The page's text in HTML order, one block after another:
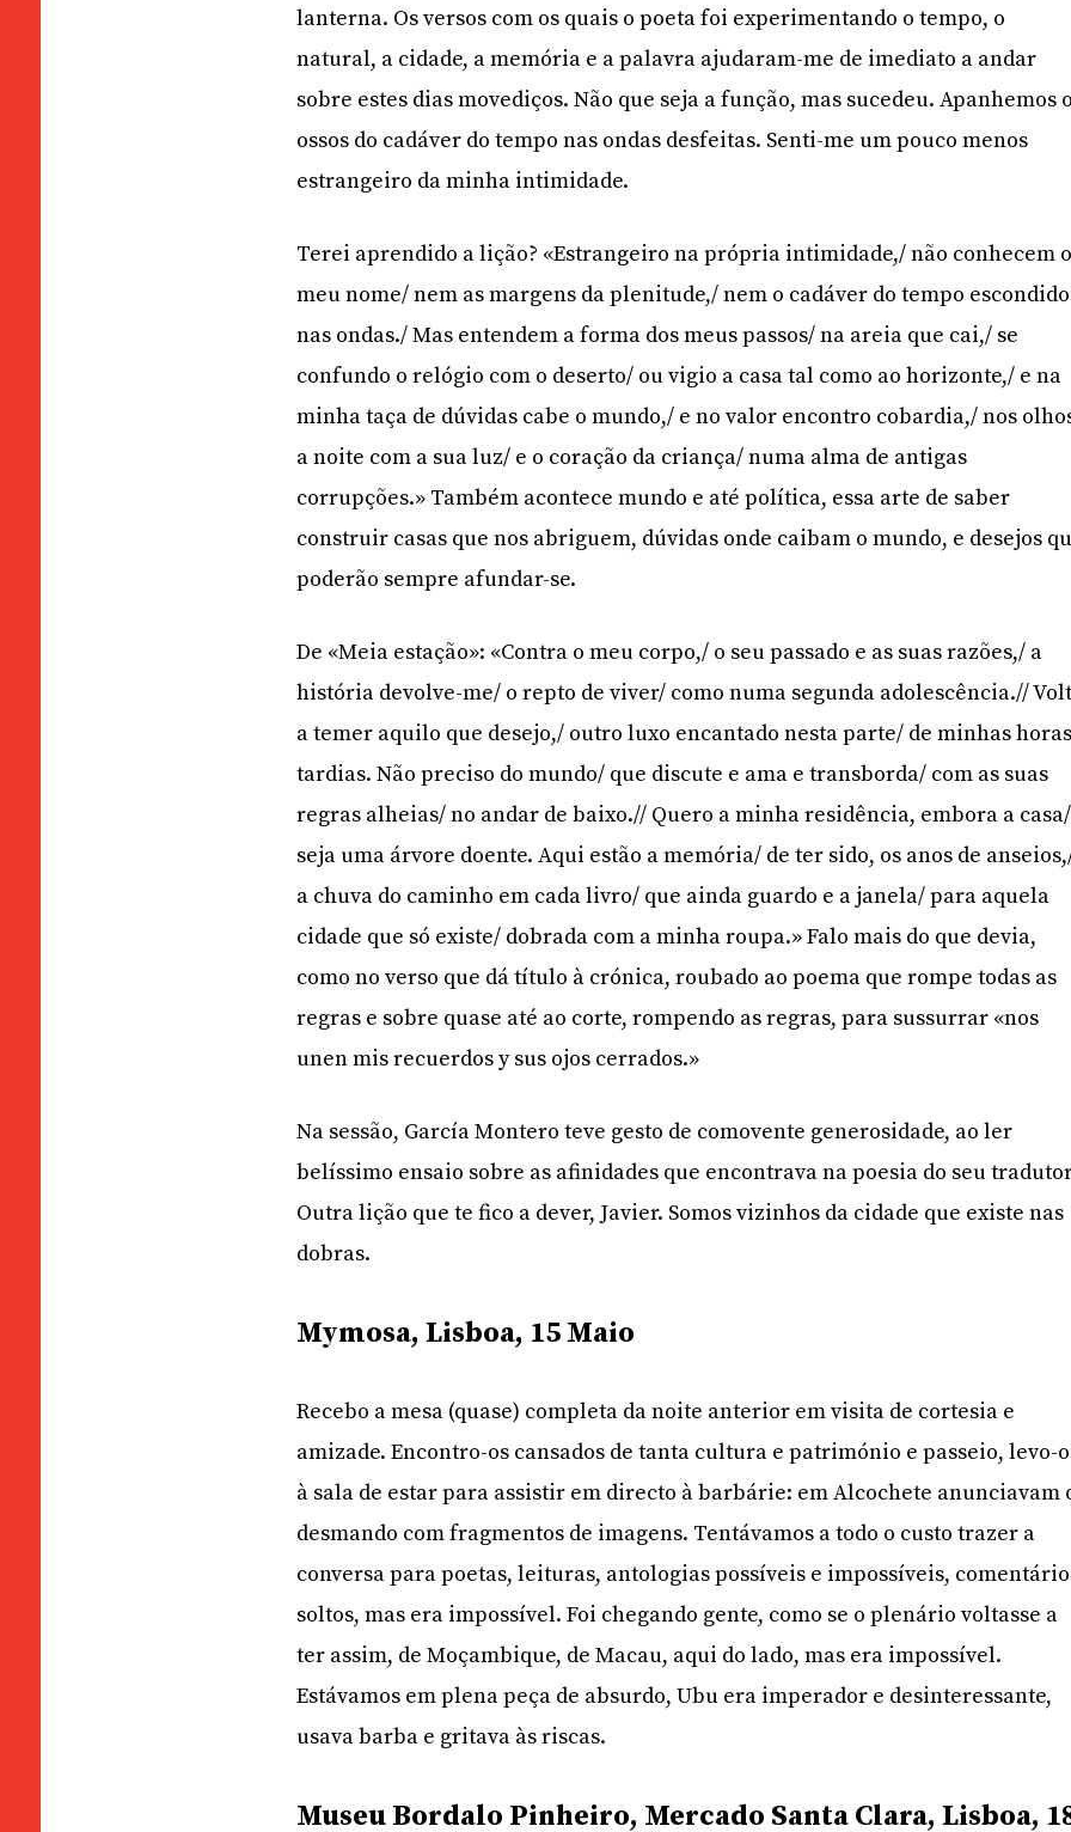
lanterna. Os versos com os quais o poeta foi experimentando o tempo, o
natural, a cidade, a memória e a palavra ajudaram-me de imediato a andar
sobre estes dias movediços. Não que seja a função, mas sucedeu. Apanhemos
ossos do cadáver do tempo nas ondas desfeitas. Senti-me um pouco menos
estrangeiro da minha intimidade.
Terei aprendido a lição? «Estrangeiro na própria intimidade,/ não conhecem
meu nome/ nem as margens da plenitude,/ nem o cadáver do tempo escondido
nas ondas./ Mas entendem a forma dos meus passos/ na areia que cai,/ se
confundo o relógio com o deserto/ ou vigio a casa tal como ao horizonte,/ e na
minha taça de dúvidas cabe o mundo,/ e no valor encontro cobardia,/ nos
a noite com a sua luz/ e o coração da criança/ numa alma de antigas
corrupções.» Também acontece mundo e até política, essa arte de saber
construir casas que nos abriguem, dúvidas onde caibam o mundo, e desejos
poderão sempre afundar-se.
De «Meia estação»: «Contra o meu corpo,/ o seu passado e as suas razões,/ a
história devolve-me/ o repto de viver/ como numa segunda adolescência.//
a temer aquilo que desejo,/ outro luxo encantado nesta parte/ de minhas
tardias. Não preciso do mundo/ que discute e ama e transborda/ com as suas
regras alheias/ no andar de baixo.// Quero a minha residência, embora a casa/
seja uma árvore doente. Aqui estão a memória/ de ter sido, os anos de
a chuva do caminho em cada livro/ que ainda guardo e a janela/ para aquela
cidade que só existe/ dobrada com a minha roupa.» Falo mais do que devia,
como no verso que dá título à crónica, roubado ao poema que rompe todas as
regras e sobre quase até ao corte, rompendo as regras, para sussurrar «nos
unen mis recuerdos y sus ojos cerrados.»
Na sessão, García Montero teve gesto de comovente generosidade, ao ler
belíssimo ensaio sobre as afinidades que encontrava na poesia do seu
Outra lição que te fico a dever, Javier. Somos vizinhos da cidade que existe nas
dobras.
Mymosa, Lisboa, 15 Maio
Recebo a mesa (quase) completa da noite anterior em visita de cortesia e
amizade. Encontro-os cansados de tanta cultura e património e passeio, levo-
à sala de estar para assistir em directo à barbárie: em Alcochete anunciavam
desmando com fragmentos de imagens. Tentávamos a todo o custo trazer a
conversa para poetas, leituras, antologias possíveis e impossíveis,
soltos, mas era impossível. Foi chegando gente, como se o plenário voltasse a
ter assim, de Moçambique, de Macau, aqui do lado, mas era impossível.
Estávamos em plena peça de absurdo, Ubu era imperador e desinteressante,
usava barba e gritava às riscas.
Museu Bordalo Pinheiro, Mercado Santa Clara, Lisboa,